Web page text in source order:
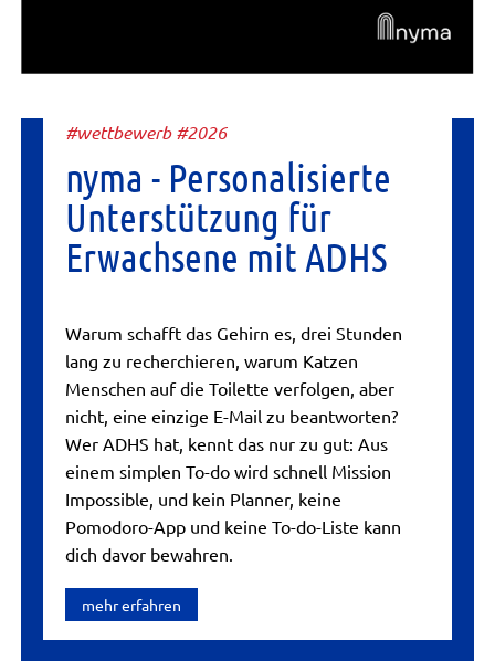
#wettbewerb #2026
nyma - Personalisierte
Unterstützung für
Erwachsene mit ADHS
Warum schafft das Gehirn es, drei Stunden
lang zu recherchieren, warum Katzen
Menschen auf die Toilette verfolgen, aber
nicht, eine einzige E-Mail zu beantworten?
Wer ADHS hat, kennt das nur zu gut: Aus
einem simplen To-do wird schnell Mission
Impossible, und kein Planner, keine
Pomodoro-App und keine To-do-Liste kann
dich davor bewahren.
mehr erfahren